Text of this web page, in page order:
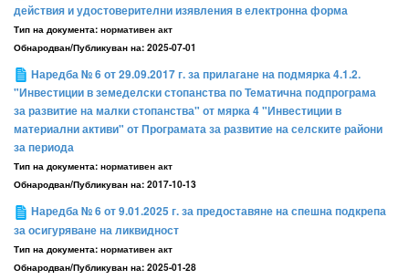
действия и удостоверителни изявления в електронна форма
Тип на документа: нормативен акт
Обнародван/Публикуван на: 2025-07-01
Наредба № 6 от 29.09.2017 г. за прилагане на подмярка 4.1.2.
"Инвестиции в земеделски стопанства по Тематична подпрограма
за развитие на малки стопанства" от мярка 4 "Инвестиции в
материални активи" от Програмата за развитие на селските райони
за периода
Тип на документа: нормативен акт
Обнародван/Публикуван на: 2017-10-13
Наредба № 6 от 9.01.2025 г. за предоставяне на спешна подкрепа
за осигуряване на ликвидност
Тип на документа: нормативен акт
Обнародван/Публикуван на: 2025-01-28